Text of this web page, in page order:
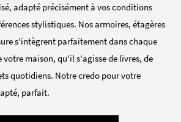
adapté précisément à vos conditions
stylistiques. Nos armoires, étagères
s'intègrent parfaitement dans chaque
votre maison, qu'il s'agisse de livres, de
quotidiens. Notre credo pour votre
parfait.